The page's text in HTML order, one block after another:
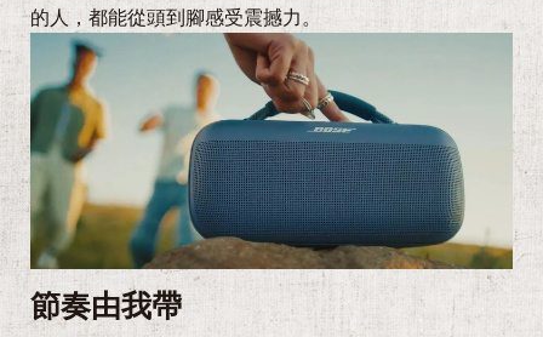
F
l
o
w
的人，都能從頭到腳感受震撼力。
節奏由我帶